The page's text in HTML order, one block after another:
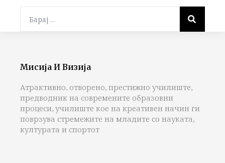
Мисија И Визија
Атрактивно, отворено, престижно училиште,
предводник на современите образовни
процеси, училиште кое на креативен начин ги
поврзува стремежите на младите со науката,
културата и спортот